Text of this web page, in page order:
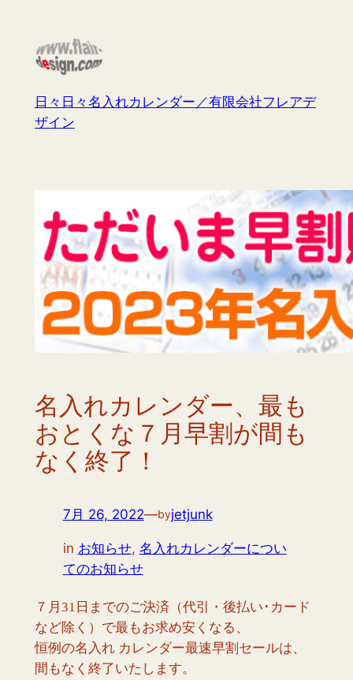
日々日々名入れカレンダー／有限会社フレアデ
ザイン
名入れカレンダー、最も
おとくな７月早割が間も
なく終了！
7月 26, 2022—byjetjunk
in お知らせ, 名入れカレンダーについ
てのお知らせ
７月31日までのご決済（代引・後払い･カード
など除く）で最もお求め安くなる、
恒例の名入れ カレンダー最速早割セールは、
間もなく終了いたします。